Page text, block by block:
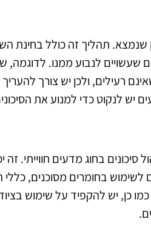
שנמצא. תהליך זה כולל בחינת
שעשויים לנבוע ממנו. לדוגמה,
רעילים, ולכן יש צורך
לנקוט כדי למנוע את
בחוג מדעים חווייתי. זה
בחומרים מסוכנים,
כמו כן, יש להקפיד על שימוש